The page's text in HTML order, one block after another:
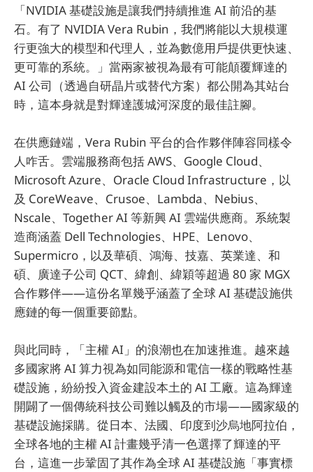
「NVIDIA 基礎設施是讓我們持續推進 AI 前沿的基
石。有了 NVIDIA Vera Rubin，我們將能以大規模運
行更強大的模型和代理人，並為數億用戶提供更快速、
更可靠的系統。」當兩家被視為最有可能顛覆輝達的
AI 公司（透過自研晶片或替代方案）都公開為其站台
時，這本身就是對輝達護城河深度的最佳註腳。
在供應鏈端，Vera Rubin 平台的合作夥伴陣容同樣令
人咋舌。雲端服務商包括 AWS、Google Cloud、
Microsoft Azure、Oracle Cloud Infrastructure，以
及 CoreWeave、Crusoe、Lambda、Nebius、
Nscale、Together AI 等新興 AI 雲端供應商。系統製
造商涵蓋 Dell Technologies、HPE、Lenovo、
Supermicro，以及華碩、鴻海、技嘉、英業達、和
碩、廣達子公司 QCT、緯創、緯穎等超過 80 家 MGX
合作夥伴——這份名單幾乎涵蓋了全球 AI 基礎設施供
應鏈的每一個重要節點。
與此同時，「主權 AI」的浪潮也在加速推進。越來越
多國家將 AI 算力視為如同能源和電信一樣的戰略性基
礎設施，紛紛投入資金建設本土的 AI 工廠。這為輝達
開闢了一個傳統科技公司難以觸及的市場——國家級的
基礎設施採購。從日本、法國、印度到沙烏地阿拉伯，
全球各地的主權 AI 計畫幾乎清一色選擇了輝達的平
台，這進一步鞏固了其作為全球 AI 基礎設施「事實標